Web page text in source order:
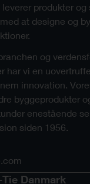
produkter og
at designe og
og
har vi en
innovation.
byggeprodukter
enestående
siden 1956.
Danmark